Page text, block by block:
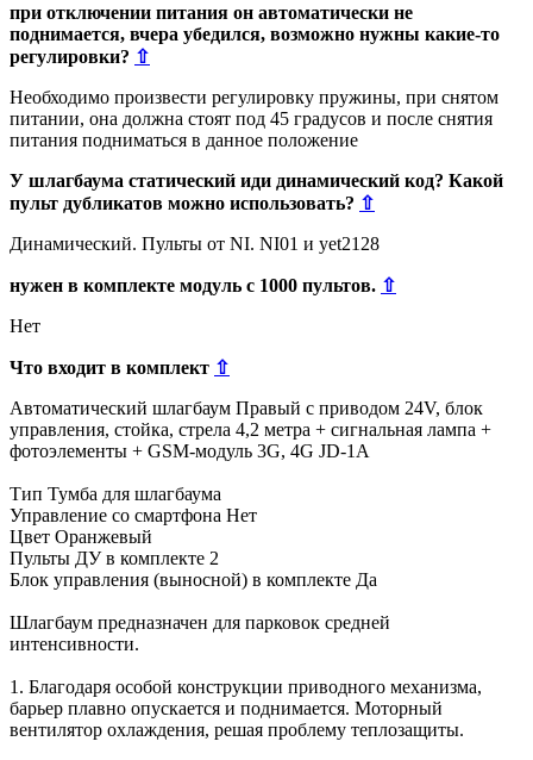
при отключении питания он автоматически не
поднимается, вчера убедился, возможно нужны какие-то
регулировки? ⇧
Необходимо произвести регулировку пружины, при снятом
питании, она должна стоят под 45 градусов и после снятия
питания подниматься в данное положение
У шлагбаума статический иди динамический код? Какой
пульт дубликатов можно использовать? ⇧
Динамический. Пульты от NI. NI01 и yet2128
нужен в комплекте модуль с 1000 пультов. ⇧
Нет
Что входит в комплект ⇧
Автоматический шлагбаум Правый с приводом 24V, блок
управления, стойка, стрела 4,2 метра + сигнальная лампа +
фотоэлементы + GSM-модуль 3G, 4G JD-1A
Тип Тумба для шлагбаума
Управление со смартфона Нет
Цвет Оранжевый
Пульты ДУ в комплекте 2
Блок управления (выносной) в комплекте Да
Шлагбаум предназначен для парковок средней
интенсивности.
1. Благодаря особой конструкции приводного механизма,
барьер плавно опускается и поднимается. Моторный
вентилятор охлаждения, решая проблему теплозащиты.